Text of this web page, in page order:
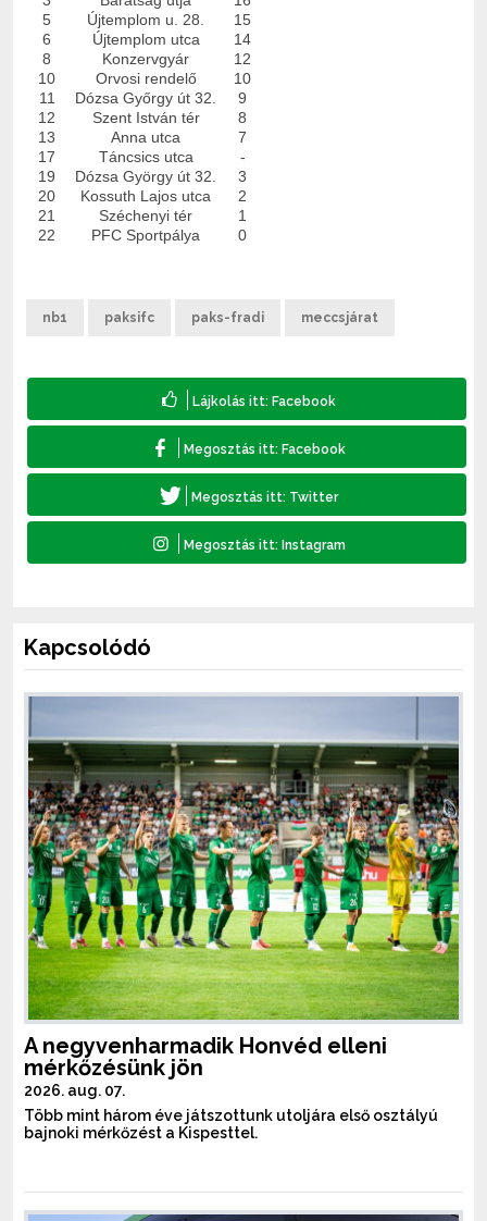
5
Újtemplom u. 28.
15
6
Újtemplom utca
14
8
Konzervgyár
12
10
Orvosi rendelő
10
11
Dózsa Győrgy út 32.
9
12
Szent István tér
8
13
Anna utca
7
17
Táncsics utca
-
19
Dózsa György út 32.
3
20
Kossuth Lajos utca
2
21
Széchenyi tér
1
22
PFC Sportpálya 0
nb1 paksifc paks-fradi meccsjárat
Kapcsolódó
A negyvenharmadik Honvéd elleni
mérkőzésünk jön
2026. aug. 07.
Több mint három éve játszottunk utoljára első osztályú
bajnoki mérkőzést a Kispesttel.